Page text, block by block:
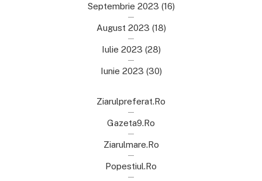
Septembrie 2023 (16)
August 2023 (18)
Iulie 2023 (28)
Iunie 2023 (30)
Ziarulpreferat.ro
Gazeta9.ro
Ziarulmare.ro
Popestiul.ro